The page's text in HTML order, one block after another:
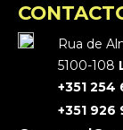
Rua de
5100-108
+351 254
+351 926